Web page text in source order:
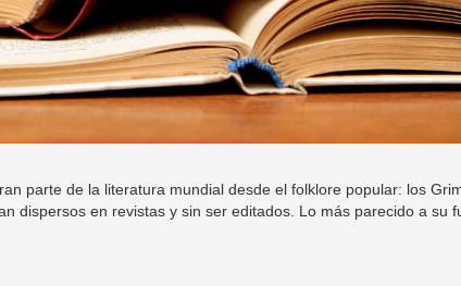
parte de la literatura mundial desde el folklore popular: los
dispersos en revistas y sin ser editados. Lo más parecido a su